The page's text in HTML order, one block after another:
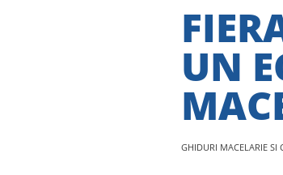
UN
GHIDURI MACELARIE